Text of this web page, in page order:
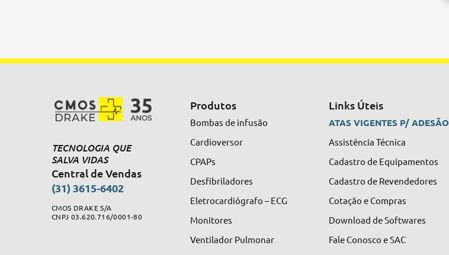
TECNOLOGIA QUE
SALVA VIDAS
Central de Vendas
(31) 3615-6402
CMOS DRAKE S/A
CNPJ 03.620.716/0001-80
Produtos
Bombas de infusão
Cardioversor
CPAPs
Desfibriladores
Eletrocardiógrafo – ECG
Monitores
Ventilador Pulmonar
Links Úteis
ATAS VIGENTES P/ ADESÃO
Assistência Técnica
Cadastro de Equipamentos
Cadastro de Revendedores
Cotação e Compras
Download de Softwares
Fale Conosco e SAC